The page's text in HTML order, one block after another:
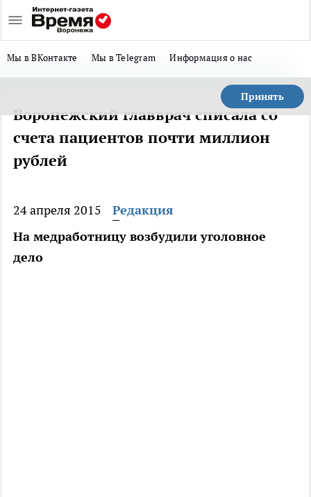
Мы в ВКонтакте Мы в Telegram Информация о нас
Принять
Воронежский главврач списала со
счета пациентов почти миллион
рублей
24 апреля 2015
Редакция
На медработницу возбудили уголовное
дело